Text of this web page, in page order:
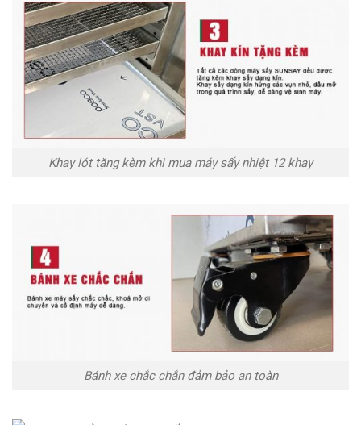
Khay lót tặng kèm khi mua máy sấy nhiệt 12 khay
Bánh xe chắc chắn đảm bảo an toàn